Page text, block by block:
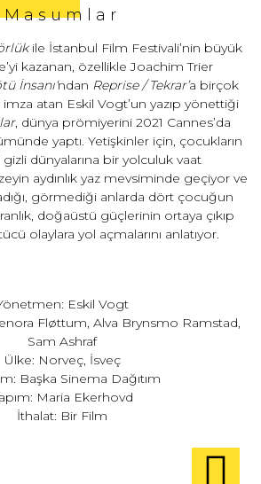
Masumlar
ile İstanbul Film Festivali’nin büyük
kazanan, özellikle Joachim Trier
İnsanı‘ndan Reprise / Tekrar’a birçok
atan Eskil Vogt’un yazıp yönettiği
, dünya prömiyerini 2021 Cannes’da
yaptı. Yetişkinler için, çocukların
dünyalarına bir yolculuk vaat
aydınlık yaz mevsiminde geçiyor ve
görmediği anlarda dört çocuğun
doğaüstü güçlerinin ortaya çıkıp
olaylara yol açmalarını anlatıyor.
Eskil Vogt
Fløttum, Alva Brynsmo Ramstad,
Sam Ashraf
Ülke: Norveç, İsveç
Başka Sinema Dağıtım
Maria Ekerhovd
İthalat: Bir Film